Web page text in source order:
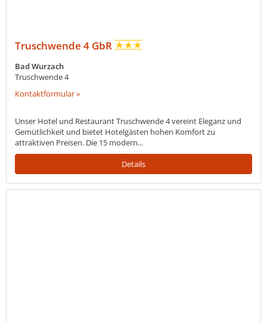
Truschwende 4 GbR
Bad Wurzach
Truschwende 4
Kontaktformular »
Unser Hotel und Restaurant Truschwende 4 vereint Eleganz und
Gemütlichkeit und bietet Hotelgästen hohen Komfort zu
attraktiven Preisen. Die 15 modern...
Details